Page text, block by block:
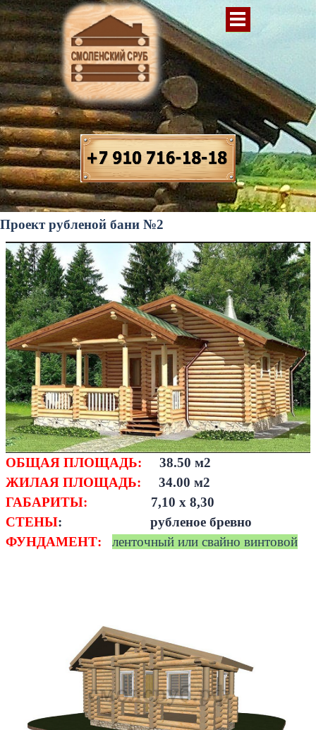
Проект рубленой бани №2
ОБЩАЯ ПЛОЩАДЬ: 38.50 м2
ЖИЛАЯ ПЛОЩАДЬ: 34.00 м2
ГАБАРИТЫ: 7,10 х 8,30
СТЕНЫ: рубленое бревно
ФУНДАМЕНТ:
ленточный или свайно винтовой